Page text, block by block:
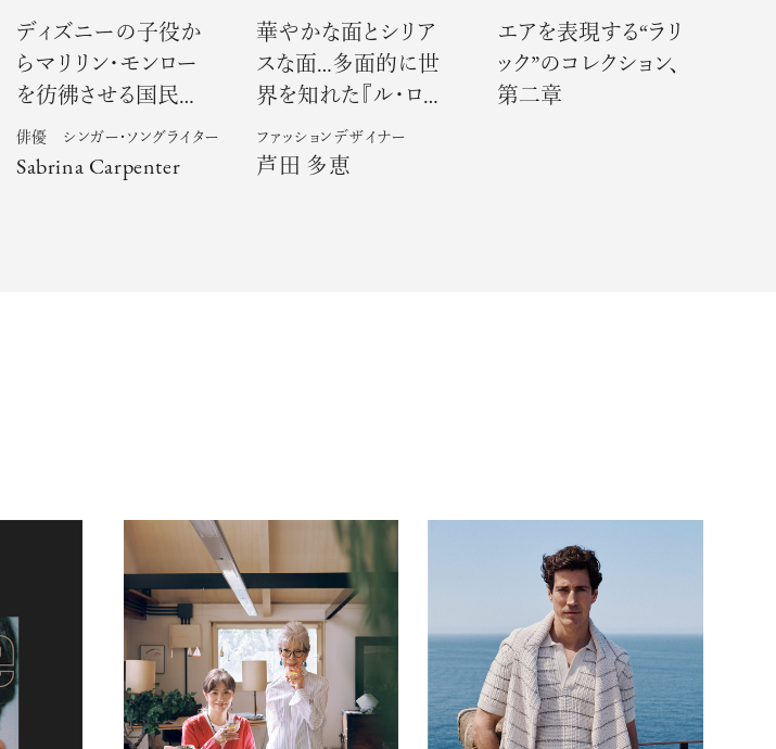
ディズニーの子役か
らマリリン・モンロー
を彷彿させる国民的
スターとなったサブ
リナ・カーペンター
俳優 シンガー・ソングライター
Sabrina Carpenter
華やかな面とシリア
スな面…多面的に世
界を知れた『ル・ロ
ゼ』での３年間―
ファッションデザイナー
芦田 多恵
エアを表現する“ラリ
ック”のコレクション、
第二章